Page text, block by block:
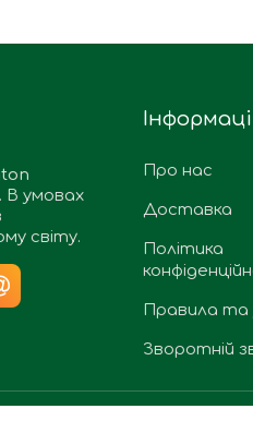
В умовах
світу.
Про нас
Доставка
Політика
Правила та
Зворотній